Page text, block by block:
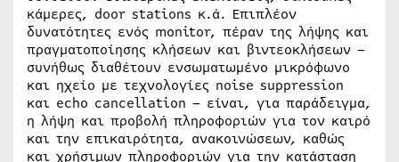
κάμερες, door stations κ.ά. Επιπλέον
δυνατότητες ενός monitor, πέραν της λήψης και
πραγματοποίησης κλήσεων και βιντεοκλήσεων –
συνήθως διαθέτουν ενσωματωμένο μικρόφωνο
και ηχείο με τεχνολογίες noise suppression
και echo cancellation – είναι, για παράδειγμα,
η λήψη και προβολή πληροφοριών για τον καιρό
και την επικαιρότητα, ανακοινώσεων, καθώς
και χρήσιμων πληροφοριών για την κατάσταση